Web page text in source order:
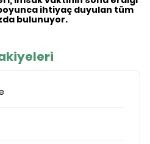
ihtiyaç duyulan tüm
bulunuyor.